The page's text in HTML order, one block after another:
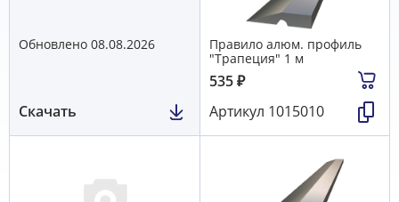
Обновлено 08.08.2026
Скачать
Правило алюм. профиль
"Трапеция" 1 м
535₽
Артикул 1015010